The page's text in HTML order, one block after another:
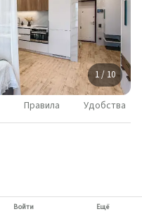
1 / 10
Правила Удобства
Войти Ещё